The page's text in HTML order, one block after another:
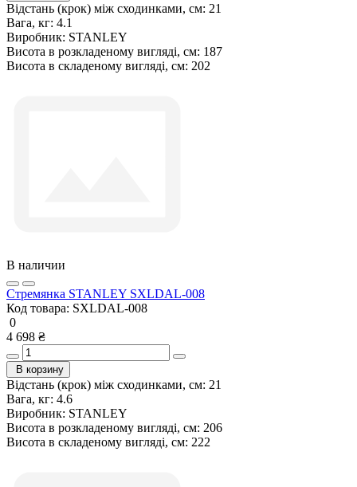
Відстань (крок) між сходинками, см: 21
Вага, кг: 4.1
Виробник: STANLEY
Висота в розкладеному вигляді, см: 187
Висота в складеному вигляді, см: 202
В наличии
Стремянка STANLEY SXLDAL-008
Код товара: SXLDAL-008
0
4 698 ₴
В корзину
Відстань (крок) між сходинками, см: 21
Вага, кг: 4.6
Виробник: STANLEY
Висота в розкладеному вигляді, см: 206
Висота в складеному вигляді, см: 222